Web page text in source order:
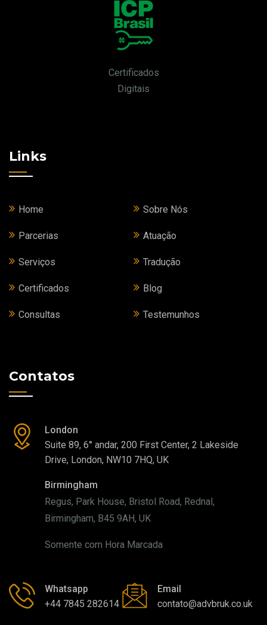
Certificados
Digitais
Links
Home Sobre Nós
Parcerias Atuação
Serviços Tradução
Certificados Blog
Consultas Testemunhos
Contatos
London
Suite 89, 6° andar, 200 First Center, 2 Lakeside
Drive, London, NW10 7HQ, UK
Birmingham
Regus, Park House, Bristol Road, Rednal,
Birmingham, B45 9AH, UK
Somente com Hora Marcada
Whatsapp
+44 7845 282614
Email
contato@advbruk.co.uk